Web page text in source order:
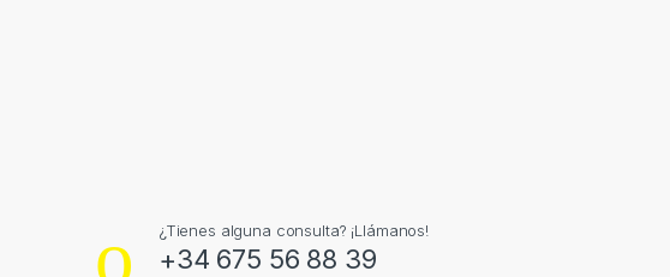
¿Tienes alguna consulta? ¡Llámanos!
+34 675 56 88 39